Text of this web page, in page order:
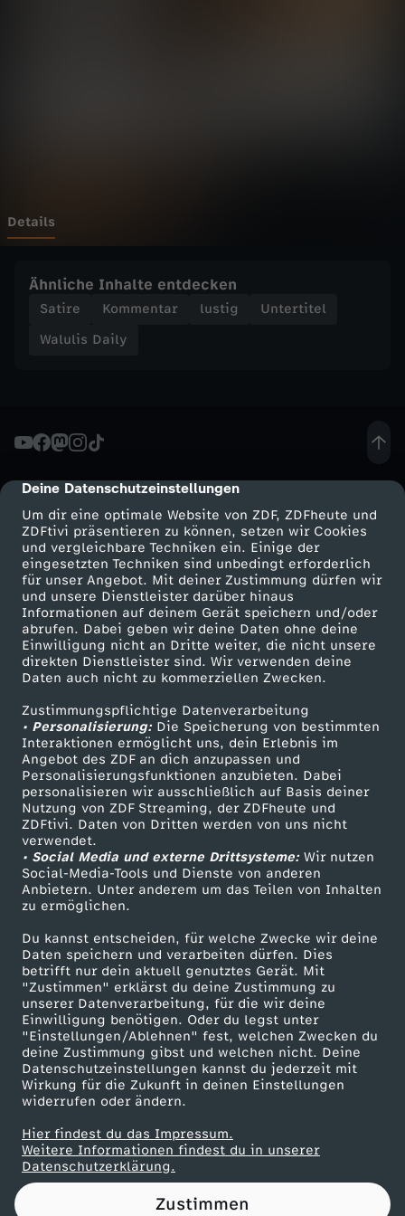
cmp-dialog-description
Deine Datenschutzeinstellungen
Um dir eine optimale Website von ZDF, ZDFheute und
ZDFtivi präsentieren zu können, setzen wir Cookies
und vergleichbare Techniken ein. Einige der
eingesetzten Techniken sind unbedingt erforderlich
für unser Angebot. Mit deiner Zustimmung dürfen wir
und unsere Dienstleister darüber hinaus
Informationen auf deinem Gerät speichern und/oder
abrufen. Dabei geben wir deine Daten ohne deine
Einwilligung nicht an Dritte weiter, die nicht unsere
direkten Dienstleister sind. Wir verwenden deine
Daten auch nicht zu kommerziellen Zwecken.
Zustimmungspflichtige Datenverarbeitung
• Personalisierung:Die Speicherung von bestimmten
Interaktionen ermöglicht uns, dein Erlebnis im
Angebot des ZDF an dich anzupassen und
Personalisierungsfunktionen anzubieten. Dabei
personalisieren wir ausschließlich auf Basis deiner
Nutzung von ZDF Streaming, der ZDFheute und
ZDFtivi. Daten von Dritten werden von uns nicht
verwendet.
• Social Media und externe Drittsysteme:Wir nutzen
Social-Media-Tools und Dienste von anderen
Anbietern. Unter anderem um das Teilen von Inhalten
zu ermöglichen.
Du kannst entscheiden, für welche Zwecke wir deine
Daten speichern und verarbeiten dürfen. Dies
betrifft nur dein aktuell genutztes Gerät. Mit
"Zustimmen" erklärst du deine Zustimmung zu
unserer Datenverarbeitung, für die wir deine
Einwilligung benötigen. Oder du legst unter
"Einstellungen/Ablehnen" fest, welchen Zwecken du
deine Zustimmung gibst und welchen nicht. Deine
Datenschutzeinstellungen kannst du jederzeit mit
Wirkung für die Zukunft in deinen Einstellungen
widerrufen oder ändern.
Hier findest du das Impressum.
Weitere Informationen findest du in unserer
Datenschutzerklärung.
Zustimmen
-
K
a
r
s
p
e
i
n
l
i
c
h
e
W
M
-
P
r
o
p
Details
Ähnliche Inhalte entdecken
Satire Kommentar lustig
Untertitel
Walulis Daily
Mehr ZDF
ZDF-Apps
Smart TV
ZDFtext
Livestreams
Sendungen A-Z
TV-Programm
Service
ZDFmitreden
Kontakt zum ZDF
Tickets
Zuschauerservice
Hilfe
ZDF Unternehmen
Karriere
ZDF goes Schule
Werbefernsehen
Mainzelmännchen
Partner